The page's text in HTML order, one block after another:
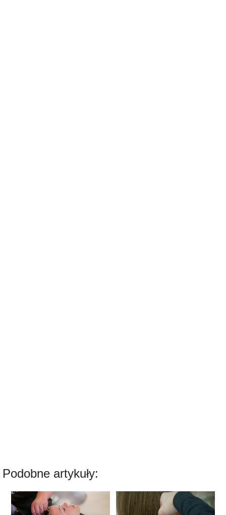
Podobne artykuły: